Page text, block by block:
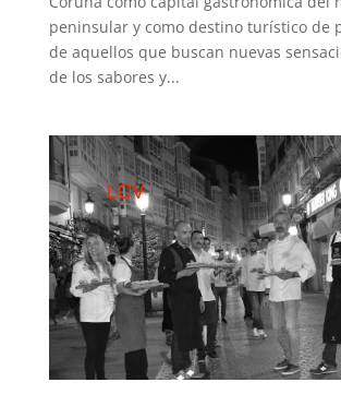
peninsular y como destino turístico de
de aquellos que buscan nuevas
de los sabores y...